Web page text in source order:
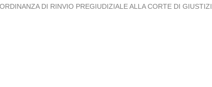
DI RINVIO PREGIUDIZIALE ALLA CORTE DI